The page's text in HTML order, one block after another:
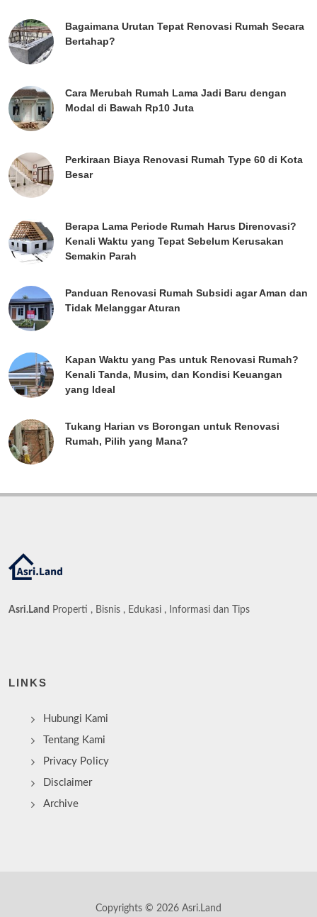
Bagaimana Urutan Tepat Renovasi Rumah Secara
Bertahap?
Cara Merubah Rumah Lama Jadi Baru dengan
Modal di Bawah Rp10 Juta
Perkiraan Biaya Renovasi Rumah Type 60 di Kota
Besar
Berapa Lama Periode Rumah Harus Direnovasi?
Kenali Waktu yang Tepat Sebelum Kerusakan
Semakin Parah
Panduan Renovasi Rumah Subsidi agar Aman dan
Tidak Melanggar Aturan
Kapan Waktu yang Pas untuk Renovasi Rumah?
Kenali Tanda, Musim, dan Kondisi Keuangan
yang Ideal
Tukang Harian vs Borongan untuk Renovasi
Rumah, Pilih yang Mana?
Asri.Land Properti , Bisnis , Edukasi , Informasi dan Tips
LINKS
Hubungi Kami
Tentang Kami
Privacy Policy
Disclaimer
Archive
Copyrights © 2026 Asri.Land